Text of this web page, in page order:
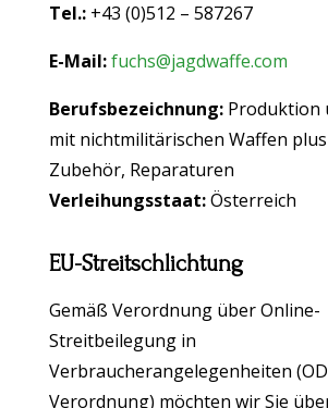
Tel.:+43 (0)512 – 587267
E-Mail:fuchs@jagdwaffe.com
Berufsbezeichnung:Produktion
mit nichtmilitärischen Waffen
Zubehör, Reparaturen
Verleihungsstaat:Österreich
EU-Streitschlichtung
Gemäß Verordnung über Online-
Streitbeilegung in
Verbraucherangelegenheiten
Verordnung) möchten wir Sie